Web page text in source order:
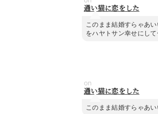
通い猫に恋をした
このまま結婚すらゃあ
をハヤトサン幸せにして
on
通い猫に恋をした
このまま結婚すらゃあい